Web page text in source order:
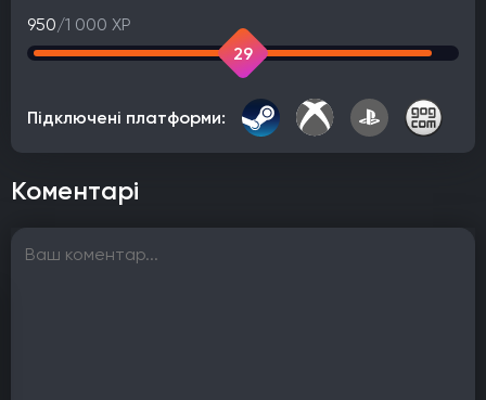
950/1 000 XP
29
Підключені платформи:
Коментарі